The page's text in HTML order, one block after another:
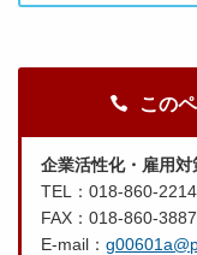
この
企業活性化・雇用対
TEL：018-860-2214
FAX：018-860-3887
E-mail：